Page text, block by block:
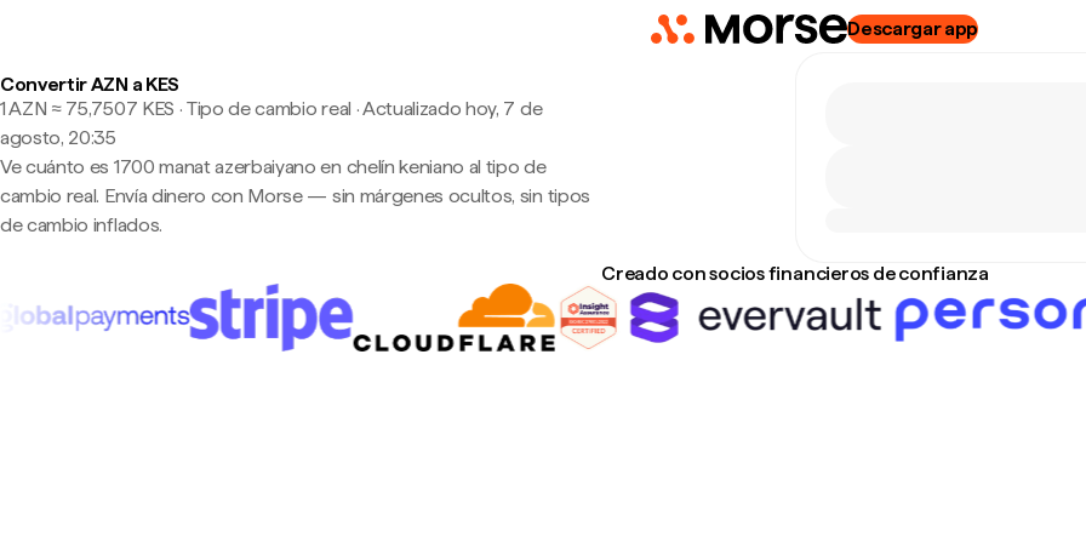
Descargar app
Convertir AZN a KES
1 AZN ≈ 75,7507 KES · Tipo de cambio real ·Actualizado hoy, 7 de
agosto, 20:35
Ve cuánto es 1700 manat azerbaiyano en chelín keniano al tipo de
cambio real. Envía dinero con Morse — sin márgenes ocultos, sin tipos
de cambio inflados.
Creado con socios financieros de confianza